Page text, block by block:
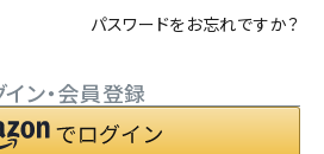
person 新規会員登録
パスワードをお忘れですか？
ン・会員登録